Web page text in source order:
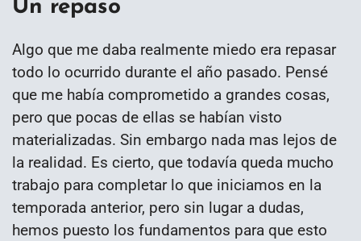
Un repaso
Algo que me daba realmente miedo era repasar
todo lo ocurrido durante el año pasado. Pensé
que me había comprometido a grandes cosas,
pero que pocas de ellas se habían visto
materializadas. Sin embargo nada mas lejos de
la realidad. Es cierto, que todavía queda mucho
trabajo para completar lo que iniciamos en la
temporada anterior, pero sin lugar a dudas,
hemos puesto los fundamentos para que esto